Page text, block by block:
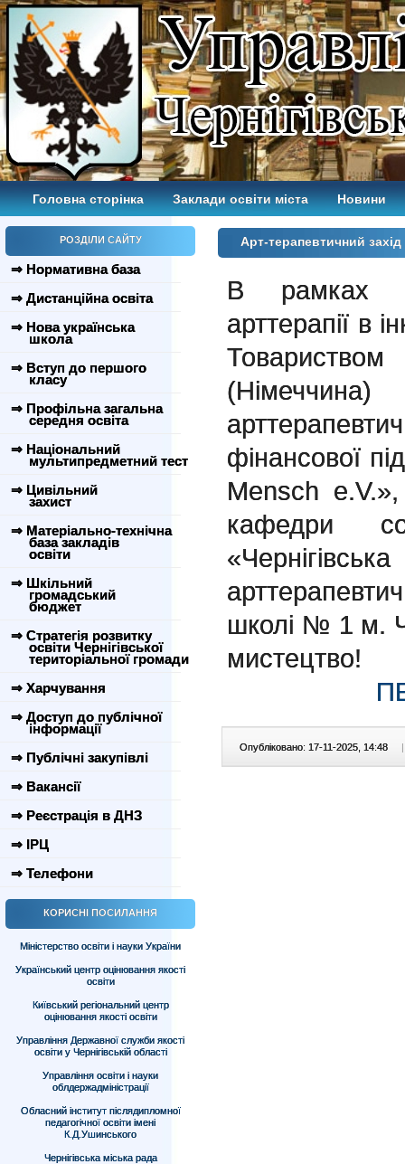
Головна сторінка Заклади освіти міста Новини
РОЗДІЛИ САЙТУ
⇒ Нормативна база
⇒ Дистанційна освіта
⇒ Нова українська
школа
⇒ Вступ до першого
класу
⇒ Профільна загальна
середня освіта
⇒ Національний
мультипредметний тест
⇒ Цивільний
захист
⇒ Матеріально-технічна
база закладів
освіти
⇒ Шкільний
громадський
бюджет
⇒ Стратегія розвитку
освіти Чернігівської
територіальної громади
⇒ Харчування
⇒ Доступ до публічної
інформації
⇒ Публічні закупівлі
⇒ Вакансії
⇒ Реєстрація в ДНЗ
⇒ ІРЦ
⇒ Телефони
КОРИСНІ ПОСИЛАННЯ
Міністерство освіти і науки України
Український центр оцінювання якості
освіти
Київський регіональний центр
оцінювання якості освіти
Управління Державної служби якості
освіти у Чернігівській області
Управління освіти і науки
облдержадміністрації
Обласний інститут післядипломної
педагогічної освіти імені
К.Д.Ушинського
Чернігівська міська рада
Арт-терапевтичний
В рамках
арттерапії в
фінансової
Mensch
кафедри
школі № 1 м.
мистецтво!
Опубліковано: 17-11-2025, 14:48 |